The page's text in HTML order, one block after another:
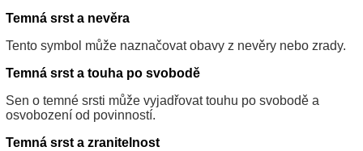
Temná srst a nevěra
Tento symbol může naznačovat obavy z nevěry nebo zrady.
Temná srst a touha po svobodě
Sen o temné srsti může vyjadřovat touhu po svobodě a
osvobození od povinností.
Temná srst a zranitelnost